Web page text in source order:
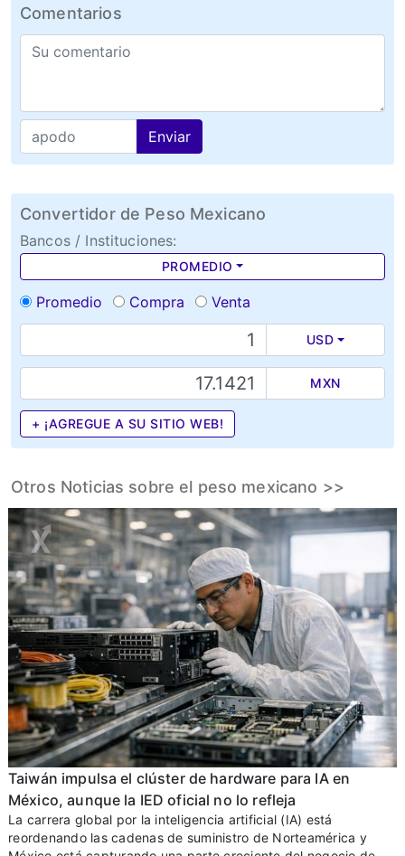
Comentarios
Enviar
Convertidor de Peso Mexicano
Bancos / Instituciones:
PROMEDIO
Promedio Compra Venta
USD
MXN
+ ¡AGREGUE A SU SITIO WEB!
Otros Noticias sobre el peso mexicano >>
Taiwán impulsa el clúster de hardware para IA en
México, aunque la IED oficial no lo refleja
La carrera global por la inteligencia artificial (IA) está
reordenando las cadenas de suministro de Norteamérica y